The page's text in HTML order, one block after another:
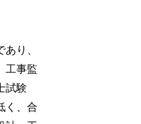
り、
工事監
試験
く、合